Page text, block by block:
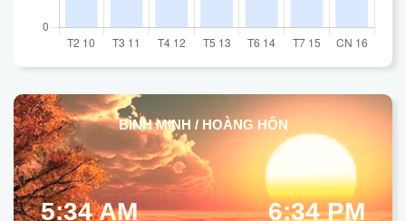
BÌNH MINH / HOÀNG HÔN
5:34 AM 6:34 PM